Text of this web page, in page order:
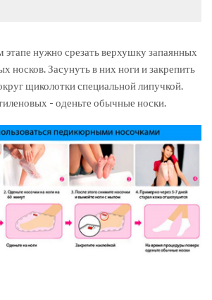
нужно срезать верхушку запаянных
носков. Засунуть в них ноги и закрепить
щиколотки специальной липучкой.
- оденьте обычные носки.